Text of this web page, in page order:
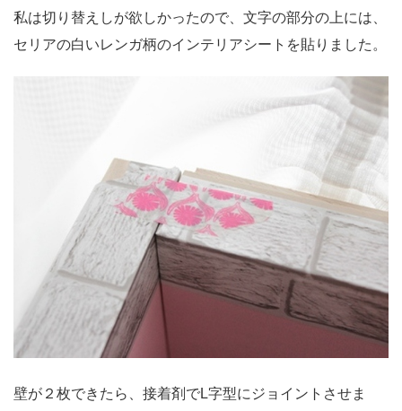
私は切り替えしが欲しかったので、文字の部分の上には、
セリアの白いレンガ柄のインテリアシートを貼りました。
壁が２枚できたら、接着剤でL字型にジョイントさせま